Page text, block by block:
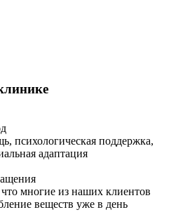
психологическая поддержка,
адаптация
многие из наших клиентов
веществ уже в день